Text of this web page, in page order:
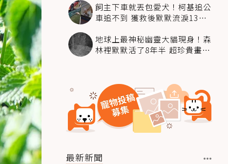
飼主下車就丟包愛犬！柯基追公
車追不到 獲救後默默流淚13萬
地球上最神秘幽靈大貓現身！森
林裡默默活了8年半 超珍貴畫面
最新新聞